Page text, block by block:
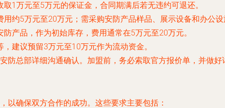
1万元至5万元的保证金，合同期满后若无违约可退还。
用约5万元至20万元；需采购安防产品样品、展示设备和办公设
产品，作为初始库存，费用通常在5万元至20万元。
建议预留3万元至10万元作为流动资金。
总部详细沟通确认。加盟前，务必索取官方报价单，并做好
以确保双方合作的成功。这些要求主要包括：